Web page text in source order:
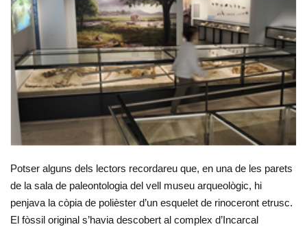
Potser alguns dels lectors recordareu que, en una de les parets
de la sala de paleontologia del vell museu arqueològic, hi
penjava la còpia de polièster d’un esquelet de rinoceront etrusc.
El fòssil original s’havia descobert al complex d’Incarcal